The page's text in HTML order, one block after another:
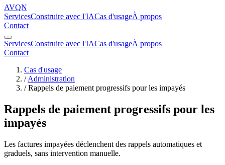
AVQN
ServicesConstruire avec l'IACas d'usageÀ propos
Contact
ServicesConstruire avec l'IACas d'usageÀ propos
Contact
Cas d'usage
/Administration
/Rappels de paiement progressifs pour les impayés
Rappels de paiement progressifs pour les
impayés
Les factures impayées déclenchent des rappels automatiques et
graduels, sans intervention manuelle.